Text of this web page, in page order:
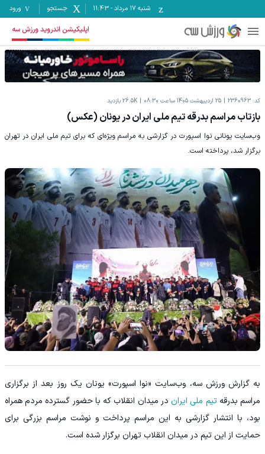
شنبه ۱۷ مرداد -
11:43 جستجو ورود
اپلیکیشن اندروید ورزش سه
کد: 2360963 25 اردیبهشت 1405 ساعت 08:30 26.5K بازدید
بازتاب مراسم بدرقه تیم ملی ایران در یونان (عکس)
وب‌سایت یونانی نوا اسپورت در گزارشی به مراسم ویژه‌ای که برای تیم ملی ایران در تهران
برگزار شد، پرداخته است.
به گزارش ورزش سه، وب‌سایت «نوا اسپورت» یونان یک روز بعد از برگزاری
مراسم بدرقهتیم ملی ایراندر میدان انقلاب که با حضور گسترده مردم همراه
بود، با انتشار گزارشی به این مراسم پرداخت و نوشت مراسم بزرگی برای
حمایت از این تیم در میدان انقلاب تهران برگزار شده است.